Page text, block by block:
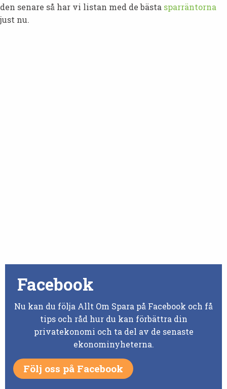
den senare så har vi listan med de bästa sparräntorna
just nu.
Facebook
Nu kan du följa Allt Om Spara på Facebook och få
tips och råd hur du kan förbättra din
privatekonomi och ta del av de senaste
ekonominyheterna.
Följ oss på Facebook